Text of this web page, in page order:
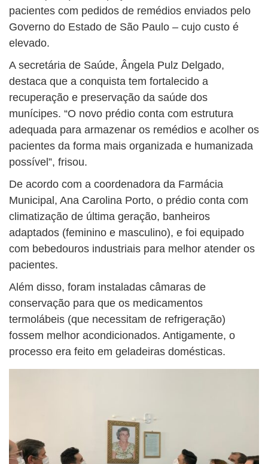
pacientes com pedidos de remédios enviados pelo
Governo do Estado de São Paulo – cujo custo é
elevado.
A secretária de Saúde, Ângela Pulz Delgado,
destaca que a conquista tem fortalecido a
recuperação e preservação da saúde dos
munícipes. “O novo prédio conta com estrutura
adequada para armazenar os remédios e acolher os
pacientes da forma mais organizada e humanizada
possível”, frisou.
De acordo com a coordenadora da Farmácia
Municipal, Ana Carolina Porto, o prédio conta com
climatização de última geração, banheiros
adaptados (feminino e masculino), e foi equipado
com bebedouros industriais para melhor atender os
pacientes.
Além disso, foram instaladas câmaras de
conservação para que os medicamentos
termolábeis (que necessitam de refrigeração)
fossem melhor acondicionados. Antigamente, o
processo era feito em geladeiras domésticas.